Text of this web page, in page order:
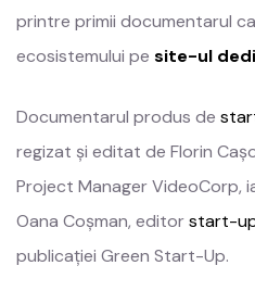
printre primii documentarul
ecosistemului pe site-ul
Documentarul produs de
regizat și editat de Florin
Project Manager VideoCorp,
Oana Coșman, editorstart-
publicației Green Start-Up.